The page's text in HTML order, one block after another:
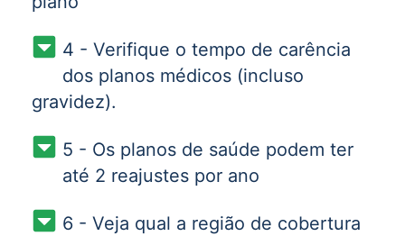
4 - Verifique o tempo de carência
dos planos médicos (incluso
gravidez).
5 - Os planos de saúde podem ter
até 2 reajustes por ano
6 - Veja qual a região de cobertura